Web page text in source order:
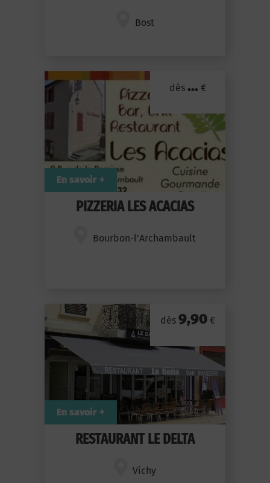
Bost
PIZZERIA LES ACACIAS
Bourbon-l'Archambault
dès ... €
En savoir +
RESTAURANT LE DELTA
Vichy
dès 9,90 €
En savoir +